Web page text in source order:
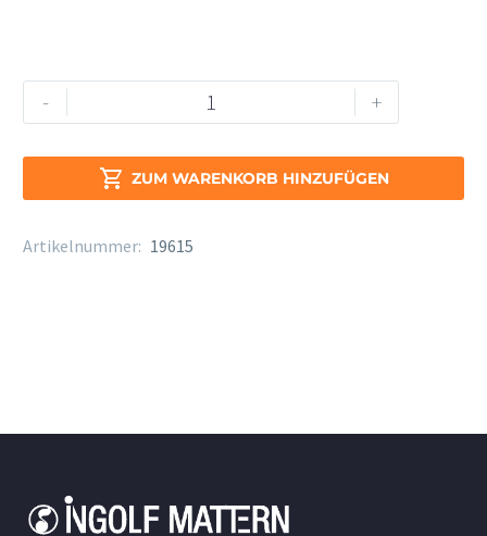
-
Ständer
K+M
3-
Menge
+
 ZUM WARENKORB HINZUFÜGEN
Alternative:
Artikelnummer: 19615